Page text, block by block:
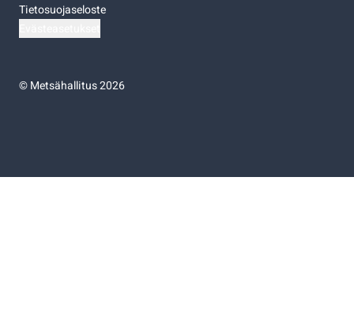
Tietosuojaseloste
©Metsähallitus 2026